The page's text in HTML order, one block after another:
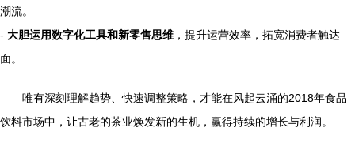
潮流。
- 大胆运用数字化工具和新零售思维 ，提升运营效率，拓宽消费者触达
面。
唯有深刻理解趋势、快速调整策略，才能在风起云涌的2018年食品
饮料市场中，让古老的茶业焕发新的生机，赢得持续的增长与利润。